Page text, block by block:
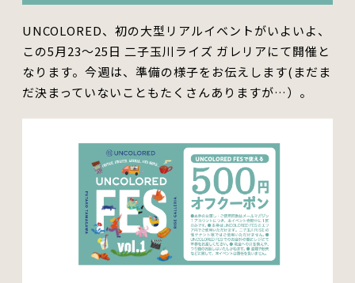
UNCOLORED、初の大型リアルイベントがいよいよ、
この5月23〜25日 二子玉川ライズ ガレリアにて開催と
なります。 今週は、準備の様子をお伝えします(まだま
だ決まっていないこともたくさんありますが…）。